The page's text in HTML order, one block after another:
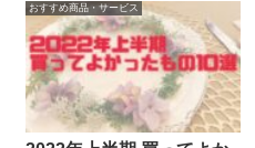
おすすめ商品・サービス